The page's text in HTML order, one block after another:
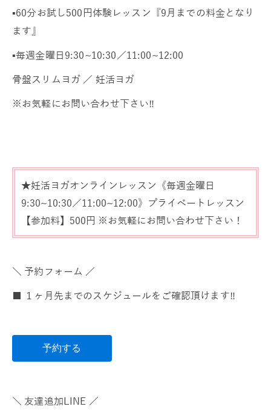
▪️60分お試し500円体験レッスン『9月までの料金となり
ます』
▪️毎週金曜日9:30~10:30／11:00~12:00
骨盤スリムヨガ ／ 妊活ヨガ
※お気軽にお問い合わせ下さい‼️
★妊活ヨガオンラインレッスン《毎週金曜日
9:30~10:30／11:00~12:00》プライベートレッスン
【参加料】500円 ※お気軽にお問い合わせ下さい！
＼ 予約フォーム ／
■ １ヶ月先までのスケジュールをご確認頂けます‼️
予約する
＼ 友達追加LINE ／